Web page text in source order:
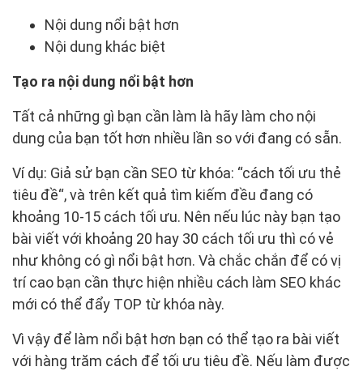
Nội dung nổi bật hơn
Nội dung khác biệt
Tạo ra nội dung nổi bật hơn
Tất cả những gì bạn cần làm là hãy làm cho nội
dung của bạn tốt hơn nhiều lần so với đang có sẵn.
Ví dụ: Giả sử bạn cần SEO từ khóa: “cách tối ưu thẻ
tiêu đề“, và trên kết quả tìm kiếm đều đang có
khoảng 10-15 cách tối ưu. Nên nếu lúc này bạn tạo
bài viết với khoảng 20 hay 30 cách tối ưu thì có vẻ
như không có gì nổi bật hơn. Và chắc chắn để có vị
trí cao bạn cần thực hiện nhiều cách làm SEO khác
mới có thể đẩy TOP từ khóa này.
Vì vậy để làm nổi bật hơn bạn có thể tạo ra bài viết
với hàng trăm cách để tối ưu tiêu đề. Nếu làm được